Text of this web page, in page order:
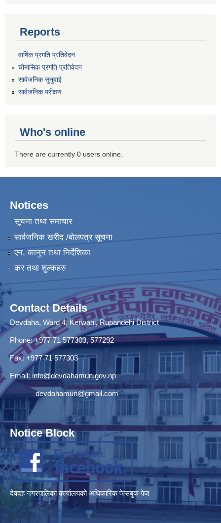
Reports
वार्षिक प्रगति प्रतिवेदन
चौमासिक प्रगति प्रतिवेदन
सार्वजनिक सुनुवाई
सार्वजनिक परीक्षण
Who's online
There are currently 0 users online.
Notices
सूचना तथा समाचार
सार्वजनिक खरीद /बोलपत्र सूचना
एन, कानुन तथा निर्देशिका
कर तथा शुल्कहरु
Contact Details
Devdaha, Ward 4, Kerwani, Rupandehi District
Phone: +977 71 577303, 577292
Fax: +977 71 577303
Email: info@devdahamun.gov.np
devdahamun@gmail.com
Notice Block
देवदह नगरपालिका कार्यालयको अधिकारिक फेसबुक पेज